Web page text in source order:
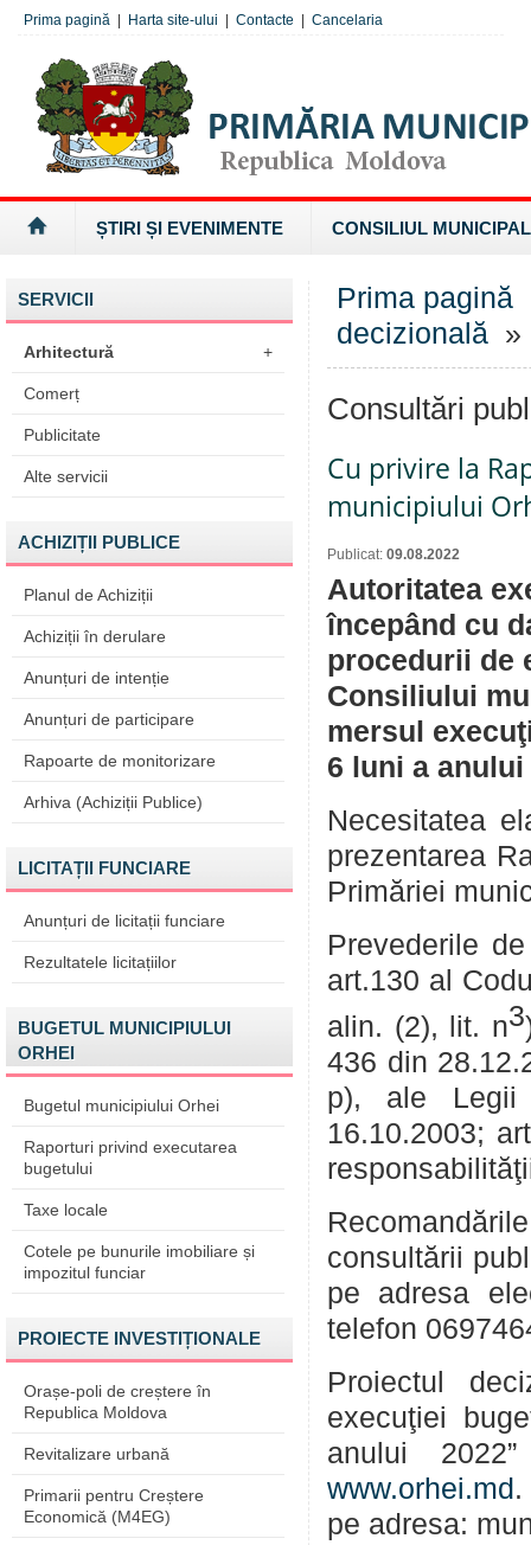
Prima pagină Harta site-ului Contacte Cancelaria
ȘTIRI ȘI EVENIMENTE CONSILIUL MUNICIPAL
SERVICII
Arhitectură +
Comerț
Publicitate
Alte servicii
ACHIZIȚII PUBLICE
Planul de Achiziții
Achiziții în derulare
Anunțuri de intenție
Anunțuri de participare
Rapoarte de monitorizare
Arhiva (Achiziții Publice)
LICITAȚII FUNCIARE
Anunțuri de licitații funciare
Rezultatele licitațiilor
BUGETUL MUNICIPIULUI
ORHEI
Bugetul municipiului Orhei
Raporturi privind executarea
bugetului
Taxe locale
Cotele pe bunurile imobiliare și
impozitul funciar
PROIECTE INVESTIȚIONALE
Orașe-poli de creștere în
Republica Moldova
Revitalizare urbană
Primarii pentru Creștere
Economică (M4EG)
Prima pagină
decizională »
Consultări
Cu privire la
municipiului
Publicat: 09.08.2022
Autoritatea
începând cu
procedurii de
Consiliului
mersul
6 luni a anului
Necesitatea
prezentarea
Primăriei
Prevederile
art.130 al
alin. (2), lit. n3
436 din
p), ale Legii
16.10.2003;
consultării
pe adresa
telefon
Proiectul
execuţiei
anului
www.orhei.md .
pe adresa: